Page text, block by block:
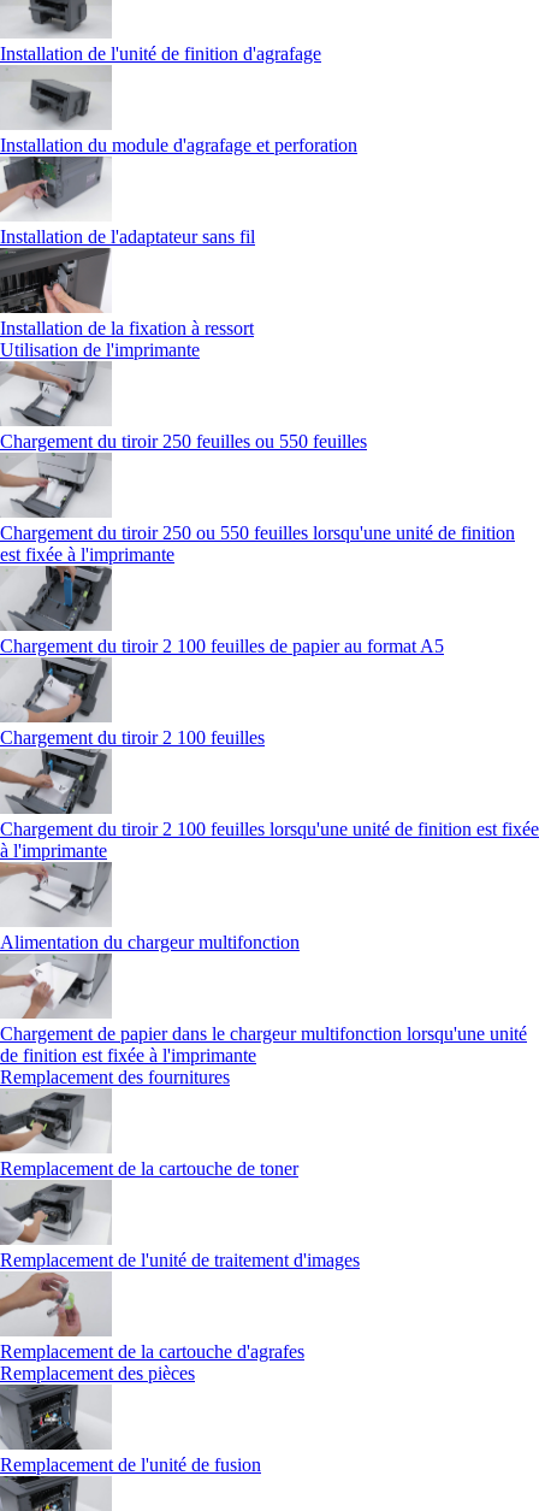
Installation de l'unité de finition d'agrafage
Installation du module d'agrafage et perforation
Installation de l'adaptateur sans fil
Installation de la fixation à ressort
Utilisation de l'imprimante
Chargement du tiroir 250 feuilles ou 550 feuilles
Chargement du tiroir 250 ou 550 feuilles lorsqu'une unité de finition
est fixée à l'imprimante
Chargement du tiroir 2 100 feuilles de papier au format A5
Chargement du tiroir 2 100 feuilles
Chargement du tiroir 2 100 feuilles lorsqu'une unité de finition est fixée
à l'imprimante
Alimentation du chargeur multifonction
Chargement de papier dans le chargeur multifonction lorsqu'une unité
de finition est fixée à l'imprimante
Remplacement des fournitures
Remplacement de la cartouche de toner
Remplacement de l'unité de traitement d'images
Remplacement de la cartouche d'agrafes
Remplacement des pièces
Remplacement de l'unité de fusion